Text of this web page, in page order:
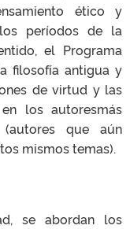
ético y
períodos de la
el Programa
filosofía antigua y
de virtud y las
los autoresmás
que aún
mismos temas).
se abordan los